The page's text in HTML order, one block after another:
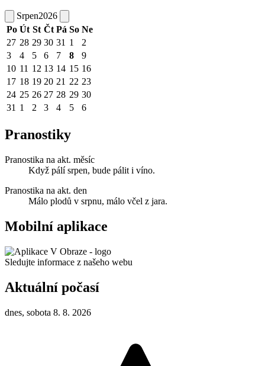
Srpen2026
Po Út St Čt Pá So Ne
27 28 29 30 31 1
2
3
4 5 6 7 8
9
10 11 12 13 14 15 16
17 18 19 20 21 22 23
24 25 26 27 28 29 30
31 1 2 3 4 5 6
Pranostiky
Pranostika na akt. měsíc
Když pálí srpen, bude pálit i víno.
Pranostika na akt. den
Málo plodů v srpnu, málo včel z jara.
Mobilní aplikace
Sledujte informace z našeho webu
Aktuální počasí
dnes, sobota 8. 8. 2026